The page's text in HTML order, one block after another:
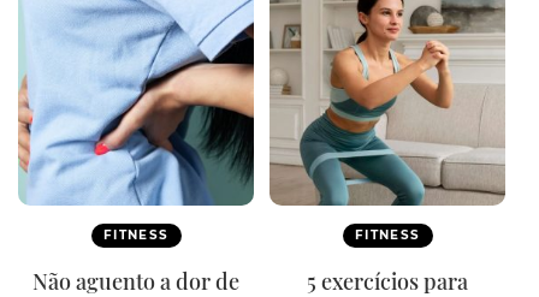
FITNESS
Não aguento a dor de
FITNESS
5 exercícios para